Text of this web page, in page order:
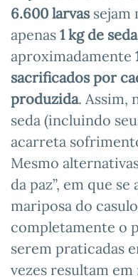
6.600 larvassejam
apenas 1 kg de seda
aproximadamente
sacrificados por
produzida. Assim,
seda (incluindo
acarreta
Mesmo
da paz”, em que
mariposa do
completamente o
serem praticadas
vezes resultam